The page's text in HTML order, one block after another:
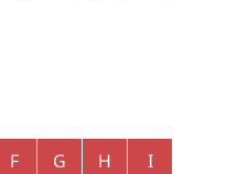
F G H
I